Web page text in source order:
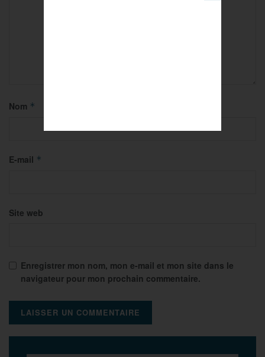
Nom *
E-mail *
Site web
Enregistrer mon nom, mon e-mail et mon site dans le
navigateur pour mon prochain commentaire.